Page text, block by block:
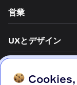
営業
UXとデザイン